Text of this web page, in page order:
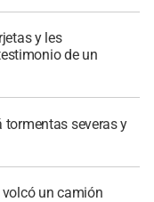
y les
de un
tormentas severas y
un camión